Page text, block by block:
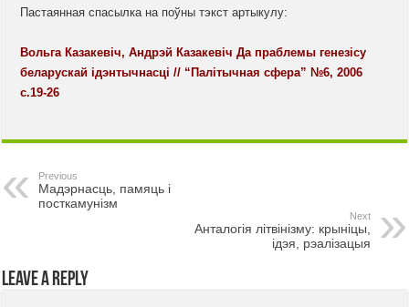
Пастаянная спасылка на поўны тэкст артыкулу:
Вольга Казакевіч, Андрэй Казакевіч Да праблемы генезісу
беларускай ідэнтычнасці // “Палiтычная сфера” №6, 2006
с.19-26
Previous
Мадэрнасць, памяць і
посткамунізм
Next
Анталогія літвінізму: крыніцы,
ідэя, рэалізацыя
Leave a Reply